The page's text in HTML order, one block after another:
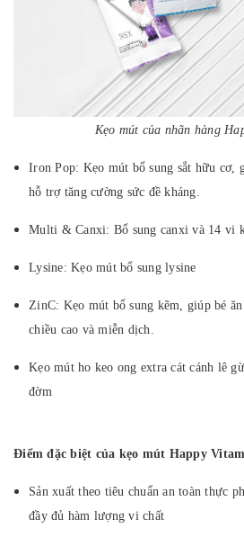
Kẹo mút của nhãn hàng
Iron Pop: Kẹo mút bổ sung sắt hữu cơ,
hỗ trợ tăng cường sức đề kháng.
Multi & Canxi: Bổ sung canxi và 14 vi
Lysine: Kẹo mút bổ sung lysine
ZinC: Kẹo mút bổ sung kẽm, giúp bé
chiều cao và miễn dịch.
Kẹo mút ho keo ong extra cát cánh lê
đờm
Điểm đặc biệt của kẹo mút Happy
Sản xuất theo tiêu chuẩn an toàn thực
đầy đủ hàm lượng vi chất